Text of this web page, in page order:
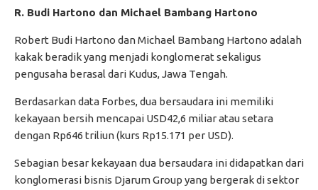
R. Budi Hartono dan Michael Bambang Hartono
Robert Budi Hartono dan Michael Bambang Hartono adalah
kakak beradik yang menjadi konglomerat sekaligus
pengusaha berasal dari Kudus, Jawa Tengah.
Berdasarkan data Forbes, dua bersaudara ini memiliki
kekayaan bersih mencapai USD42,6 miliar atau setara
dengan Rp646 triliun (kurs Rp15.171 per USD).
Sebagian besar kekayaan dua bersaudara ini didapatkan dari
konglomerasi bisnis Djarum Group yang bergerak di sektor